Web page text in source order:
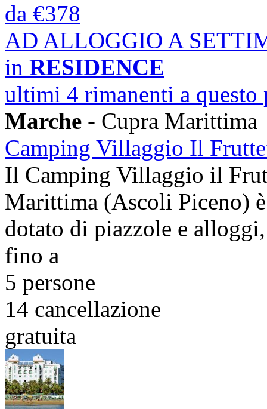
da €378
AD ALLOGGIO A
in RESIDENCE
ultimi 4 rimanenti a questo
Marche - Cupra Marittima
Camping Villaggio Il
Il Camping Villaggio il
Marittima (Ascoli Piceno)
dotato di piazzole e
fino a
5 persone
14 cancellazione
gratuita